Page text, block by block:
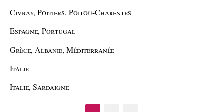
Civray, Poitiers, Poitou-Charentes
Espagne, Portugal
Grèce, Albanie, Méditerranée
Italie
Italie, Sardaigne